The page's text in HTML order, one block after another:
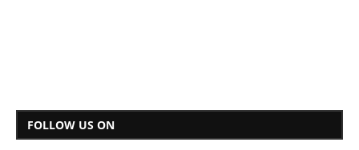
FOLLOW US ON